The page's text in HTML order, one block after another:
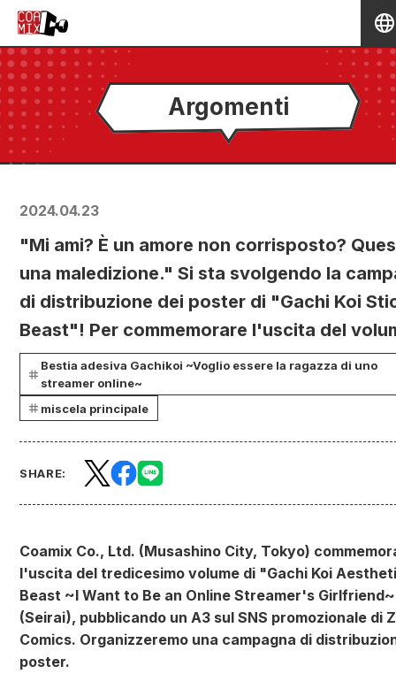
Argomenti
2024.04.23
"Mi ami? È un amore non corrisposto?
una maledizione." Si sta svolgendo la
di distribuzione dei poster di "Gachi Koi
Beast"! Per commemorare l'uscita del
Bestia adesiva Gachikoi ~Voglio essere la ragazza di uno
streamer online~
miscela principale
SHARE:
Coamix Co., Ltd. (Musashino City, Tokyo)
l'uscita del tredicesimo volume di "Gachi Koi
Beast ~I Want to Be an Online Streamer's
(Seirai), pubblicando un A3 sul SNS promozionale di
Comics. Organizzeremo una campagna di
poster.